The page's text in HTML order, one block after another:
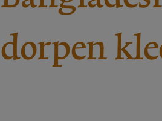
dorpen